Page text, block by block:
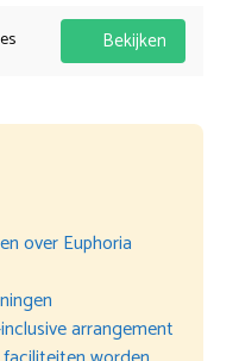
Bekijken
over Euphoria
arrangement